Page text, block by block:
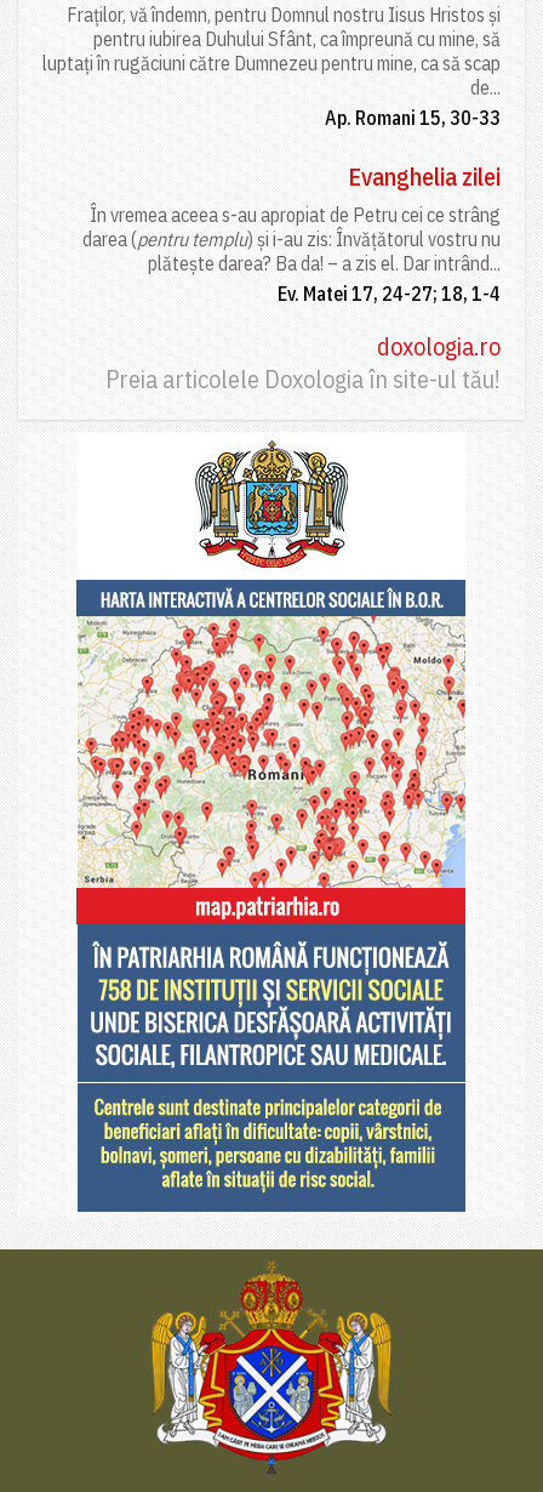
Fraților, vă îndemn, pentru Domnul nostru Iisus Hristos și
pentru iubirea Duhului Sfânt, ca împreună cu mine, să
luptați în rugăciuni către Dumnezeu pentru mine, ca să scap
de...
Ap. Romani 15, 30-33
Evanghelia zilei
În vremea aceea s-au apropiat de Petru cei ce strâng
darea (pentru templu) și i-au zis: Învățătorul vostru nu
plătește darea? Ba da! – a zis el. Dar intrând...
Ev. Matei 17, 24-27; 18, 1-4
doxologia.ro
Preia articolele Doxologia în site-ul tău!